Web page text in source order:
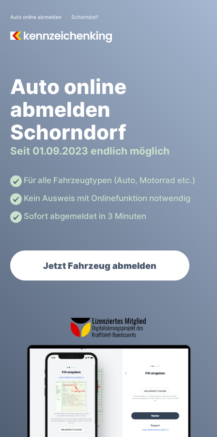
Auto online abmelden Schorndorf
Auto online
abmelden
Schorndorf
Seit 01.09.2023 endlich möglich
Für alle Fahrzeugtypen (Auto, Motorrad etc.)
Kein Ausweis mit Onlinefunktion notwendig
Sofort abgemeldet in 3 Minuten
Jetzt Fahrzeug abmelden